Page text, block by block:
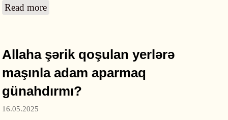
Read more
Allaha şərik qoşulan yerlərə
maşınla adam aparmaq
günahdırmı?
16.05.2025